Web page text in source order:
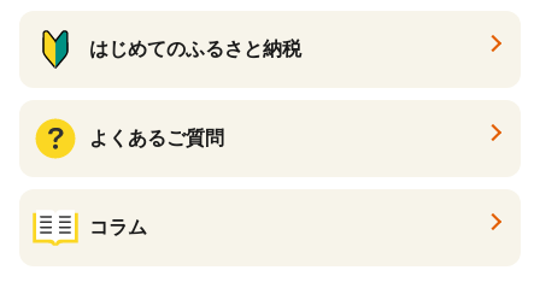
はじめてのふるさと納税
よくあるご質問
コラム